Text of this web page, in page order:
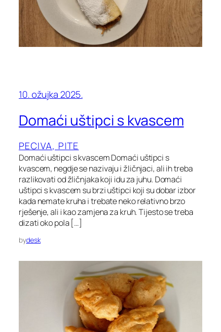
10. ožujka 2025.
Domaći uštipci s kvascem
PECIVA, PITE
Domaći uštipci s kvascem Domaći uštipci s
kvascem, negdje se nazivaju i žličnjaci, ali ih treba
razlikovati od žličnjaka koji idu za juhu. Domaći
uštipci s kvascem su brzi uštipci koji su dobar izbor
kada nemate kruha i trebate neko relativno brzo
rješenje, ali i kao zamjena za kruh. Tijesto se treba
dizati oko pola […]
bydesk